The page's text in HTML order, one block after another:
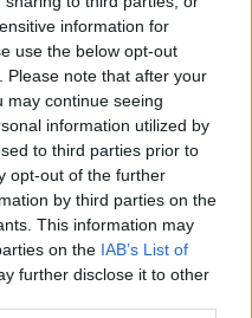
information for
use the below opt-out
Please note that after your
may continue seeing
information utilized by
to third parties prior to
opt-out of the further
by third parties on the
This information may
on the IAB’s List of
further disclose it to other
Θέατρο Επιδαύρου άνοιξε τις
ΤΗΝ ΚΑΤΗΓΟΡΊΑ